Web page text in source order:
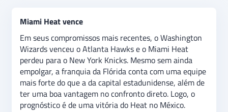
em 2024. O palpite é de empate, refletindo a
natureza descontraída do confronto. Além disso, há a
expectativa de que a partida tenha pelo menos dois
gols, indicando uma aposta de “acima de X gols” no
jogo.
Miami Heat vence
Em seus compromissos mais recentes, o Washington
Wizards venceu o Atlanta Hawks e o Miami Heat
perdeu para o New York Knicks. Mesmo sem ainda
empolgar, a franquia da Flórida conta com uma equipe
mais forte do que a da capital estadunidense, além de
ter uma boa vantagem no confronto direto. Logo, o
prognóstico é de uma vitória do Heat no México.